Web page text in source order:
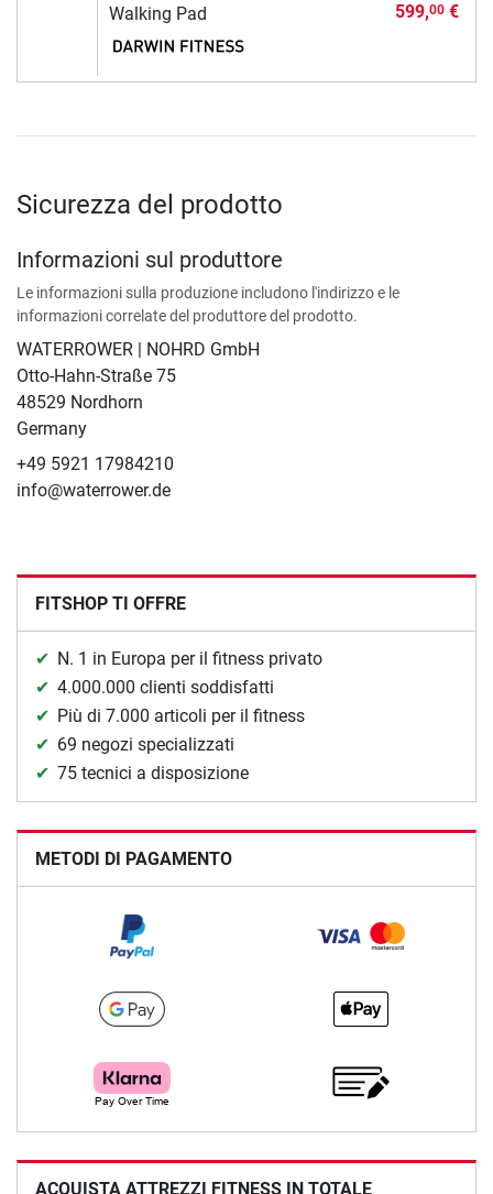
Walking Pad
599,00€
Sicurezza del prodotto
Informazioni sul produttore
Le informazioni sulla produzione includono l'indirizzo e le
informazioni correlate del produttore del prodotto.
WATERROWER | NOHRD GmbH
Otto-Hahn-Straße 75
48529 Nordhorn
Germany
+49 5921 17984210
info@waterrower.de
FITSHOP TI OFFRE
N. 1 in Europa per il fitness privato
4.000.000 clienti soddisfatti
Più di 7.000 articoli per il fitness
69 negozi specializzati
75 tecnici a disposizione
METODI DI PAGAMENTO
ACQUISTA ATTREZZI FITNESS IN TOTALE